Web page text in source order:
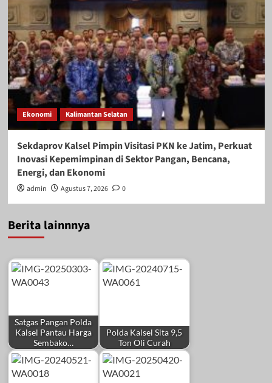
Ekonomi Kalimantan Selatan
Sekdaprov Kalsel Pimpin Visitasi PKN ke Jatim, Perkuat
Inovasi Kepemimpinan di Sektor Pangan, Bencana,
Energi, dan Ekonomi
admin Agustus 7, 2026 0
Berita lainnnya
Satgas Pangan Polda
Kalsel Pantau Harga
Sembako…
Polda Kalsel Sita 9,5
Ton Oli Curah